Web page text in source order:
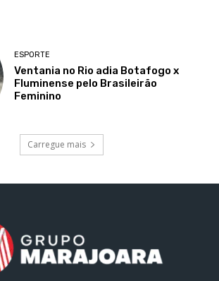
ESPORTE
Ventania no Rio adia Botafogo x
Fluminense pelo Brasileirão
Feminino
Carregue mais